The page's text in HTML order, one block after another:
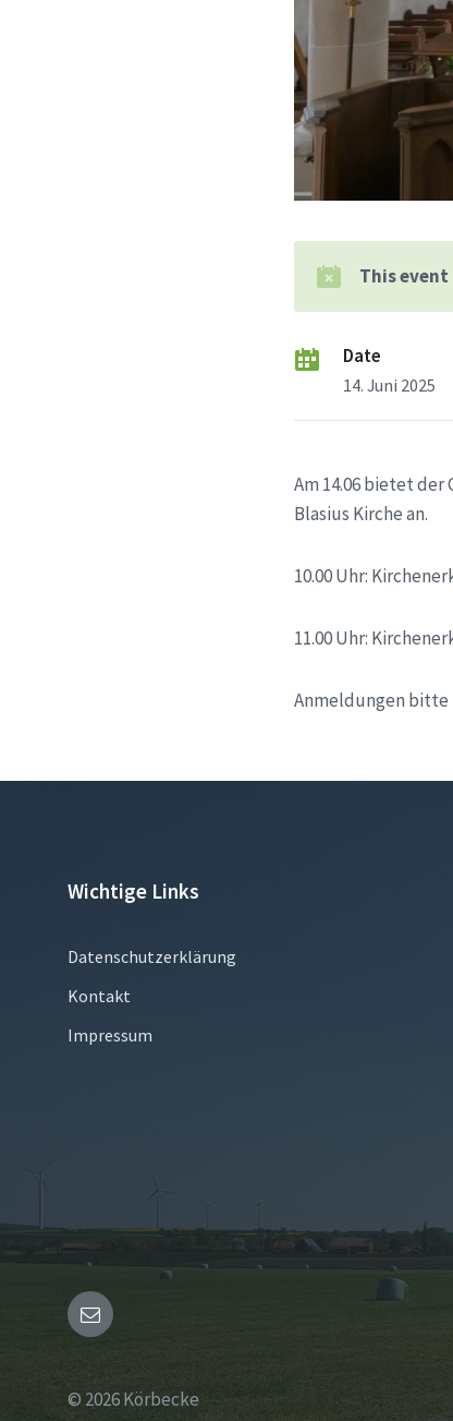
This event
Date
14. Juni 2025
Am 14.06 bietet
Blasius Kirche an.
10.00 Uhr:
11.00 Uhr:
Anmeldungen bitte
Wichtige Links
Datenschutzerklärung
Kontakt
Impressum
Email
© 2026 Körbecke